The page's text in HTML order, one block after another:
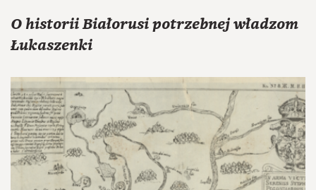
O historii Białorusi potrzebnej władzom
Łukaszenki